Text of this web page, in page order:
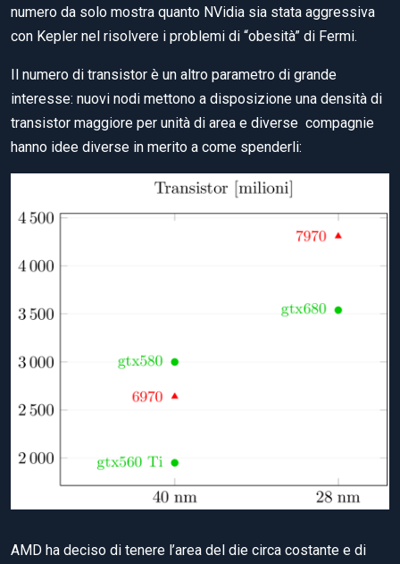
numero da solo mostra quanto NVidia sia stata aggressiva
con Kepler nel risolvere i problemi di “obesità” di Fermi.
Il numero di transistor è un altro parametro di grande
interesse: nuovi nodi mettono a disposizione una densità di
transistor maggiore per unità di area e diverse compagnie
hanno idee diverse in merito a come spenderli:
AMD ha deciso di tenere l’area del die circa costante e di